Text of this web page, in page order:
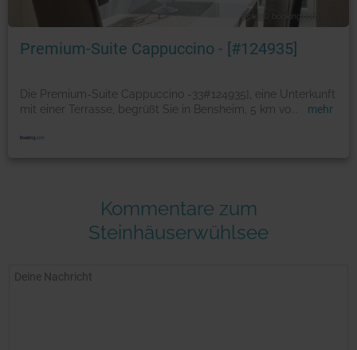
Foto: © booking.com
Premium-Suite Cappuccino - [#124935]
Die Premium-Suite Cappuccino -33#124935], eine Unterkunft
mit einer Terrasse, begrüßt Sie in Bensheim, 5 km vo
mehr
Kommentare zum
Steinhäuserwühlsee